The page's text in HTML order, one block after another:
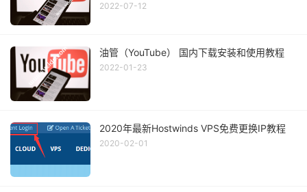
2022-07-12
油管（YouTube） 国内下载安装和使用教程
2022-01-23
2020年最新Hostwinds VPS免费更换IP教程
2020-02-01